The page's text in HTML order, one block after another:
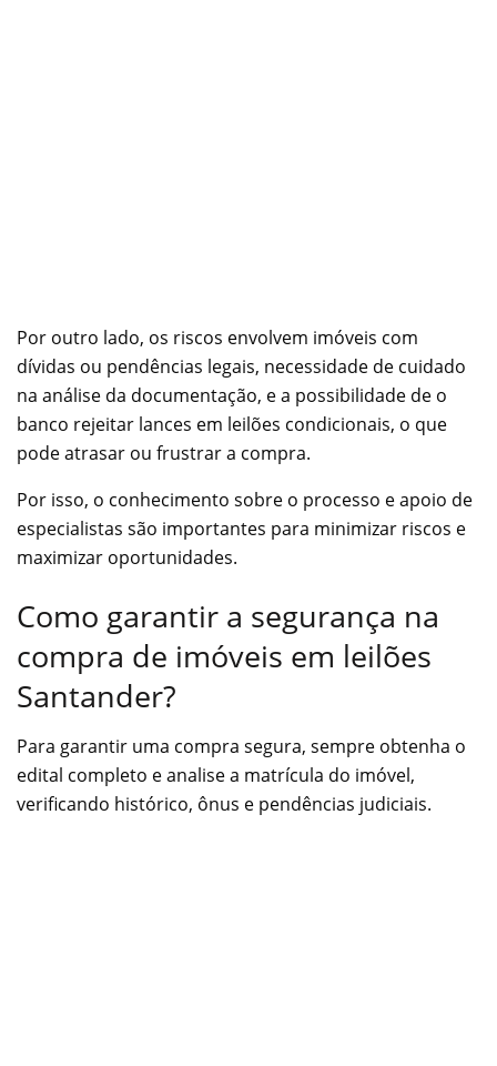
Por outro lado, os riscos envolvem imóveis com
dívidas ou pendências legais, necessidade de cuidado
na análise da documentação, e a possibilidade de o
banco rejeitar lances em leilões condicionais, o que
pode atrasar ou frustrar a compra.
Por isso, o conhecimento sobre o processo e apoio de
especialistas são importantes para minimizar riscos e
maximizar oportunidades.
Como garantir a segurança na
compra de imóveis em leilões
Santander?
Para garantir uma compra segura, sempre obtenha o
edital completo e analise a matrícula do imóvel,
verificando histórico, ônus e pendências judiciais.